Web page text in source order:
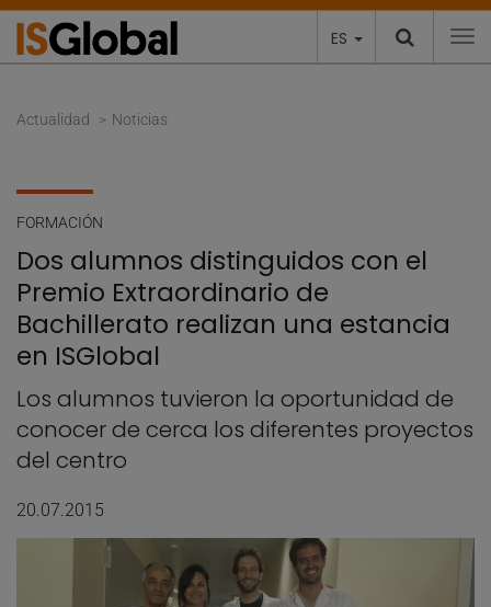
ES
Actualidad Noticias
FORMACIÓN
Dos alumnos distinguidos con el
Premio Extraordinario de
Bachillerato realizan una estancia
en ISGlobal
Los alumnos tuvieron la oportunidad de
conocer de cerca los diferentes proyectos
del centro
20.07.2015